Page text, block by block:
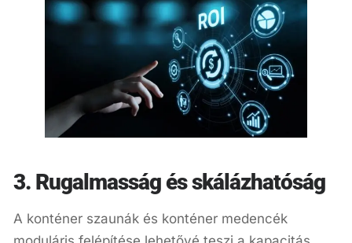
3. Rugalmasság és skálázhatóság
A konténer szaunák és konténer medencék